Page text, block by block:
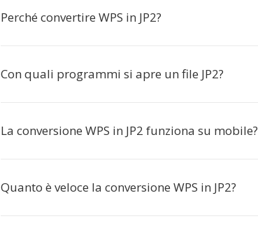
Perché convertire WPS in JP2?
Con quali programmi si apre un file JP2?
La conversione WPS in JP2 funziona su mobile?
Quanto è veloce la conversione WPS in JP2?